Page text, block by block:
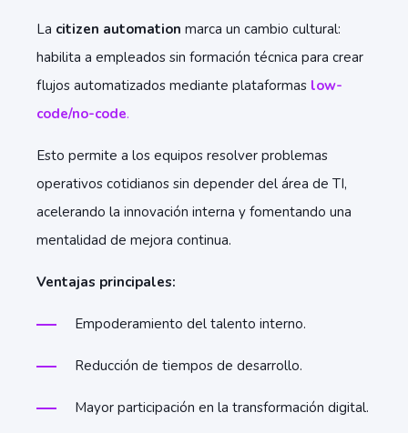
La citizen automation marca un cambio cultural:
habilita a empleados sin formación técnica para crear
flujos automatizados mediante plataformas low-
code/no-code.
Esto permite a los equipos resolver problemas
operativos cotidianos sin depender del área de TI,
acelerando la innovación interna y fomentando una
mentalidad de mejora continua.
Ventajas principales:
Empoderamiento del talento interno.
Reducción de tiempos de desarrollo.
Mayor participación en la transformación digital.